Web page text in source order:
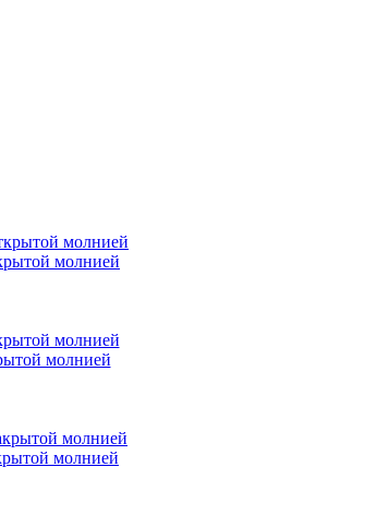
молнией
молнией
молнией